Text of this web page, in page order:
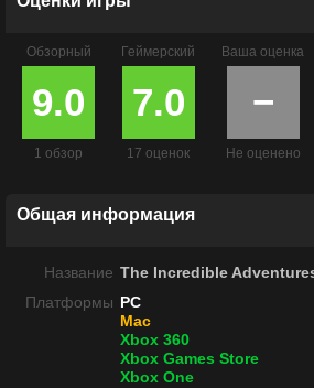
Обзорный
9.0
1 обзор
Геймерский
7.0
17 оценок
Ваша оценка
−
Не оценено
Общая информация
Название The Incredible
Платформы PC
Mac
Xbox 360
Xbox Games Store
Xbox One